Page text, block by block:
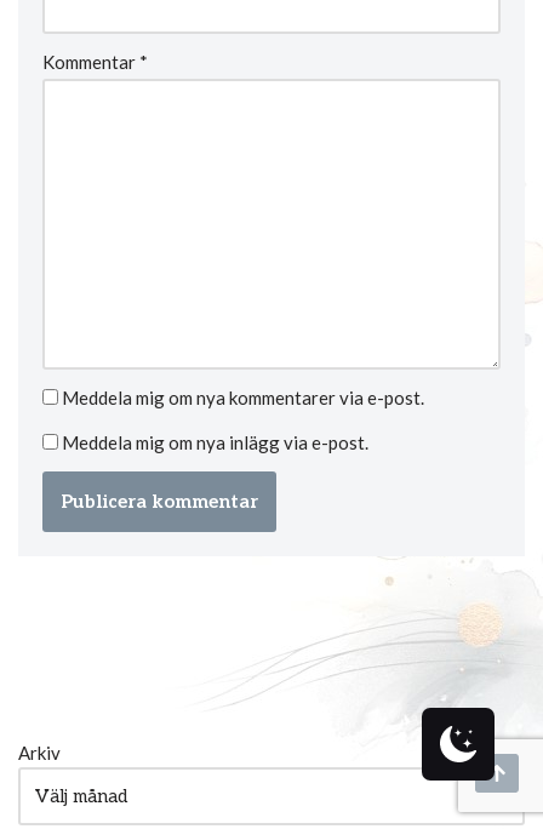
Kommentar *
Meddela mig om nya kommentarer via e-post.
Meddela mig om nya inlägg via e-post.
Arkiv